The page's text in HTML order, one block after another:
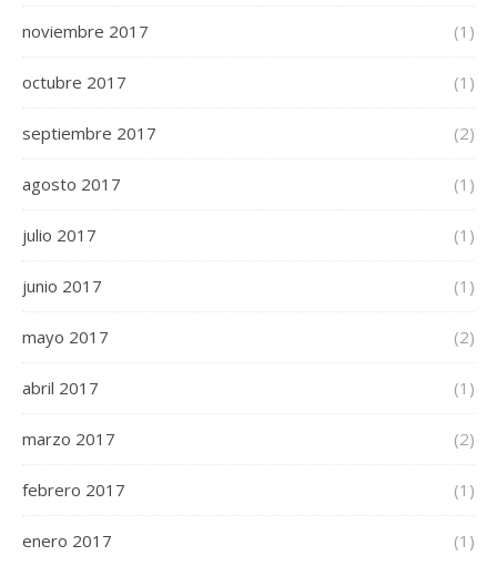
noviembre 2017 (1)
octubre 2017 (1)
septiembre 2017 (2)
agosto 2017 (1)
julio 2017 (1)
junio 2017 (1)
mayo 2017 (2)
abril 2017 (1)
marzo 2017 (2)
febrero 2017 (1)
enero 2017 (1)